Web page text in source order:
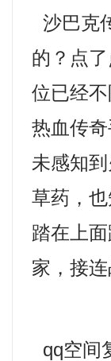
沙巴克
的？点
位已经
热血传
未感知
草药，
踏在上
家，接
qq空间